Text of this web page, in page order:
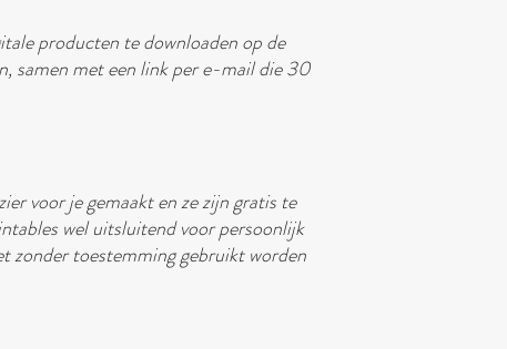
producten te downloaden op de
samen met een link per e-mail die 30
voor je gemaakt en ze zijn gratis te
wel uitsluitend voor persoonlijk
zonder toestemming gebruikt worden